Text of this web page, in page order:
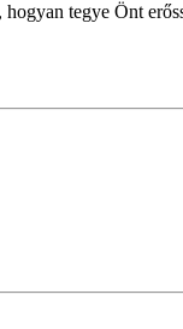
tegye Önt